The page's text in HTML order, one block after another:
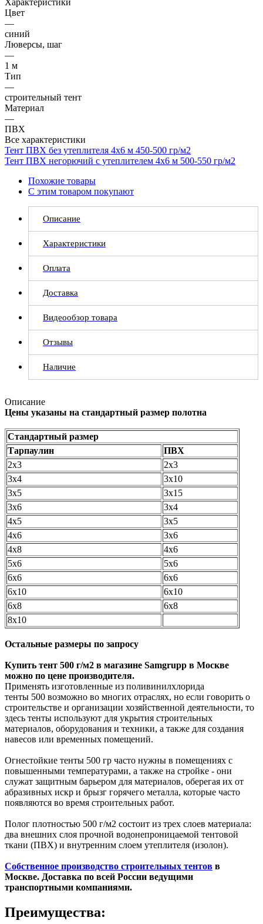
Цвет
—
синий
Люверсы, шаг
—
1 м
Тип
—
строительный тент
Материал
—
ПВХ
Все характеристики
Тент ПВХ без утеплителя 4х6 м 450-500 гр/м2
Тент ПВХ негорючий с утеплителем 4х6 м 500-550 гр/м2
Похожие товары
С этим товаром покупают
Описание
Характеристики
Оплата
Доставка
Видеообзор товара
Отзывы
Наличие
Описание
Цены указаны на стандартный размер полотна
Стандартный размер
Тарпаулин
ПВХ
2х3
2х3
3х4
3х10
3х5
3х15
3х6
3х4
4х5
3х5
4х6
3х6
4х8
4х6
5х6
5х6
6х6
6х6
6х10
6х10
6х8
6х8
8х10
Остальные размеры по запросу
Купить тент 500 г/м2 в магазине Samgrupp в Москве
можно по цене производителя.
Применять изготовленные из поливинилхлорида
тенты 500 возможно во многих отраслях, но если говорить о
строительстве и организации хозяйственной деятельности, то
здесь тенты используют для укрытия строительных
материалов, оборудования и техники, а также для создания
навесов или временных помещений.
Огнестойкие тенты 500 гр часто нужны в помещениях с
повышенными температурами, а также на стройке - они
служат защитным барьером для материалов, оберегая их от
абразивных искр и брызг горячего металла, которые часто
появляются во время строительных работ.
Полог плотностью 500 г/м2 состоит из трех слоев материала:
два внешних слоя прочной водонепроницаемой тентовой
ткани (ПВХ) и внутренним слоем утеплителя (изолон).
Собственное производство строительных тентов в
Москве. Доставка по всей России ведущими
транспортными компаниями.
Преимущества: